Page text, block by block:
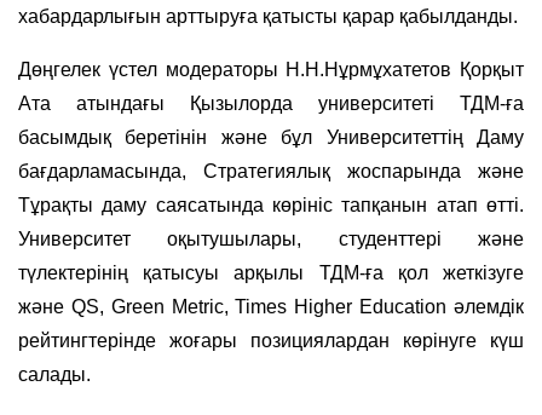
хабардарлығын арттыруға қатысты қарар қабылданды.
Дөңгелек үстел модераторы Н.Н.Нұрмұхатетов Қорқыт
Ата атындағы Қызылорда университеті ТДМ-ға
басымдық беретінін және бұл Университеттің Даму
бағдарламасында, Стратегиялық жоспарында және
Тұрақты даму саясатында көрініс тапқанын атап өтті.
Университет оқытушылары, студенттері және
түлектерінің қатысуы арқылы ТДМ-ға қол жеткізуге
және QS, Green Metric, Times Higher Education әлемдік
рейтингтерінде жоғары позициялардан көрінуге күш
салады.